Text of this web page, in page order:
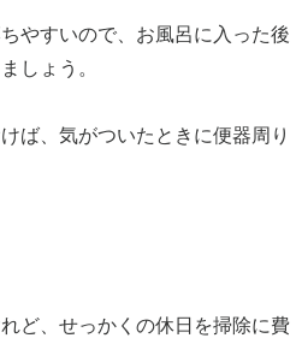
やすいので、お風呂に入った後
しょう。
ば、気がついたときに便器周り
ど、せっかくの休日を掃除に費